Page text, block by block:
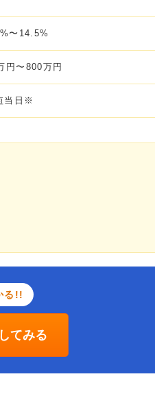
〜14.5%
円〜800万円
当日※
る!!
てみる